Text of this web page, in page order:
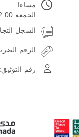
مساءا
الجمعة 2:00 مساءا - 10:00 مساءا
السجل التجاري:
الرقم الضريبي:
رقم التوثيق: 0000100438